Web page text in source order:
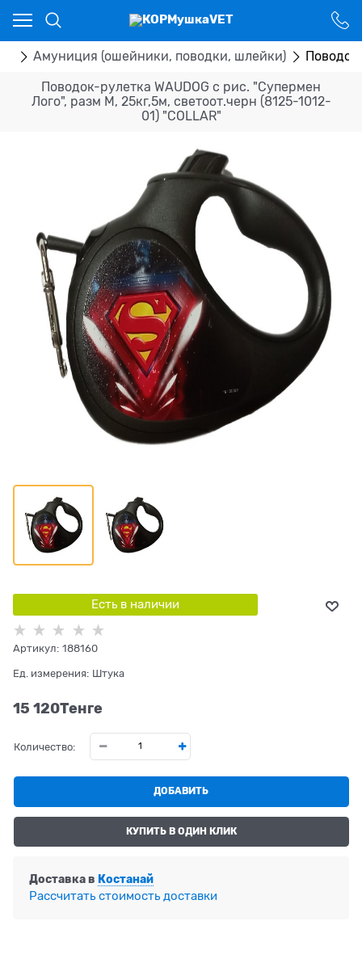
Амуниция (ошейники, поводки, шлейки)
Поводок-рулетка WAUDOG с рис. "Супермен
Лого", разм М, 25кг,5м, светоот.черн (8125-1012-
01) "COLLAR"
Есть в наличии
Артикул: 188160
Ед. измерения: Штука
15 120Tенге
Количество:
ДОБАВИТЬ
КУПИТЬ В ОДИН КЛИК
Доставка в Костанай
Рассчитать стоимость доставки
Ваш город - Костанай,
угадали?